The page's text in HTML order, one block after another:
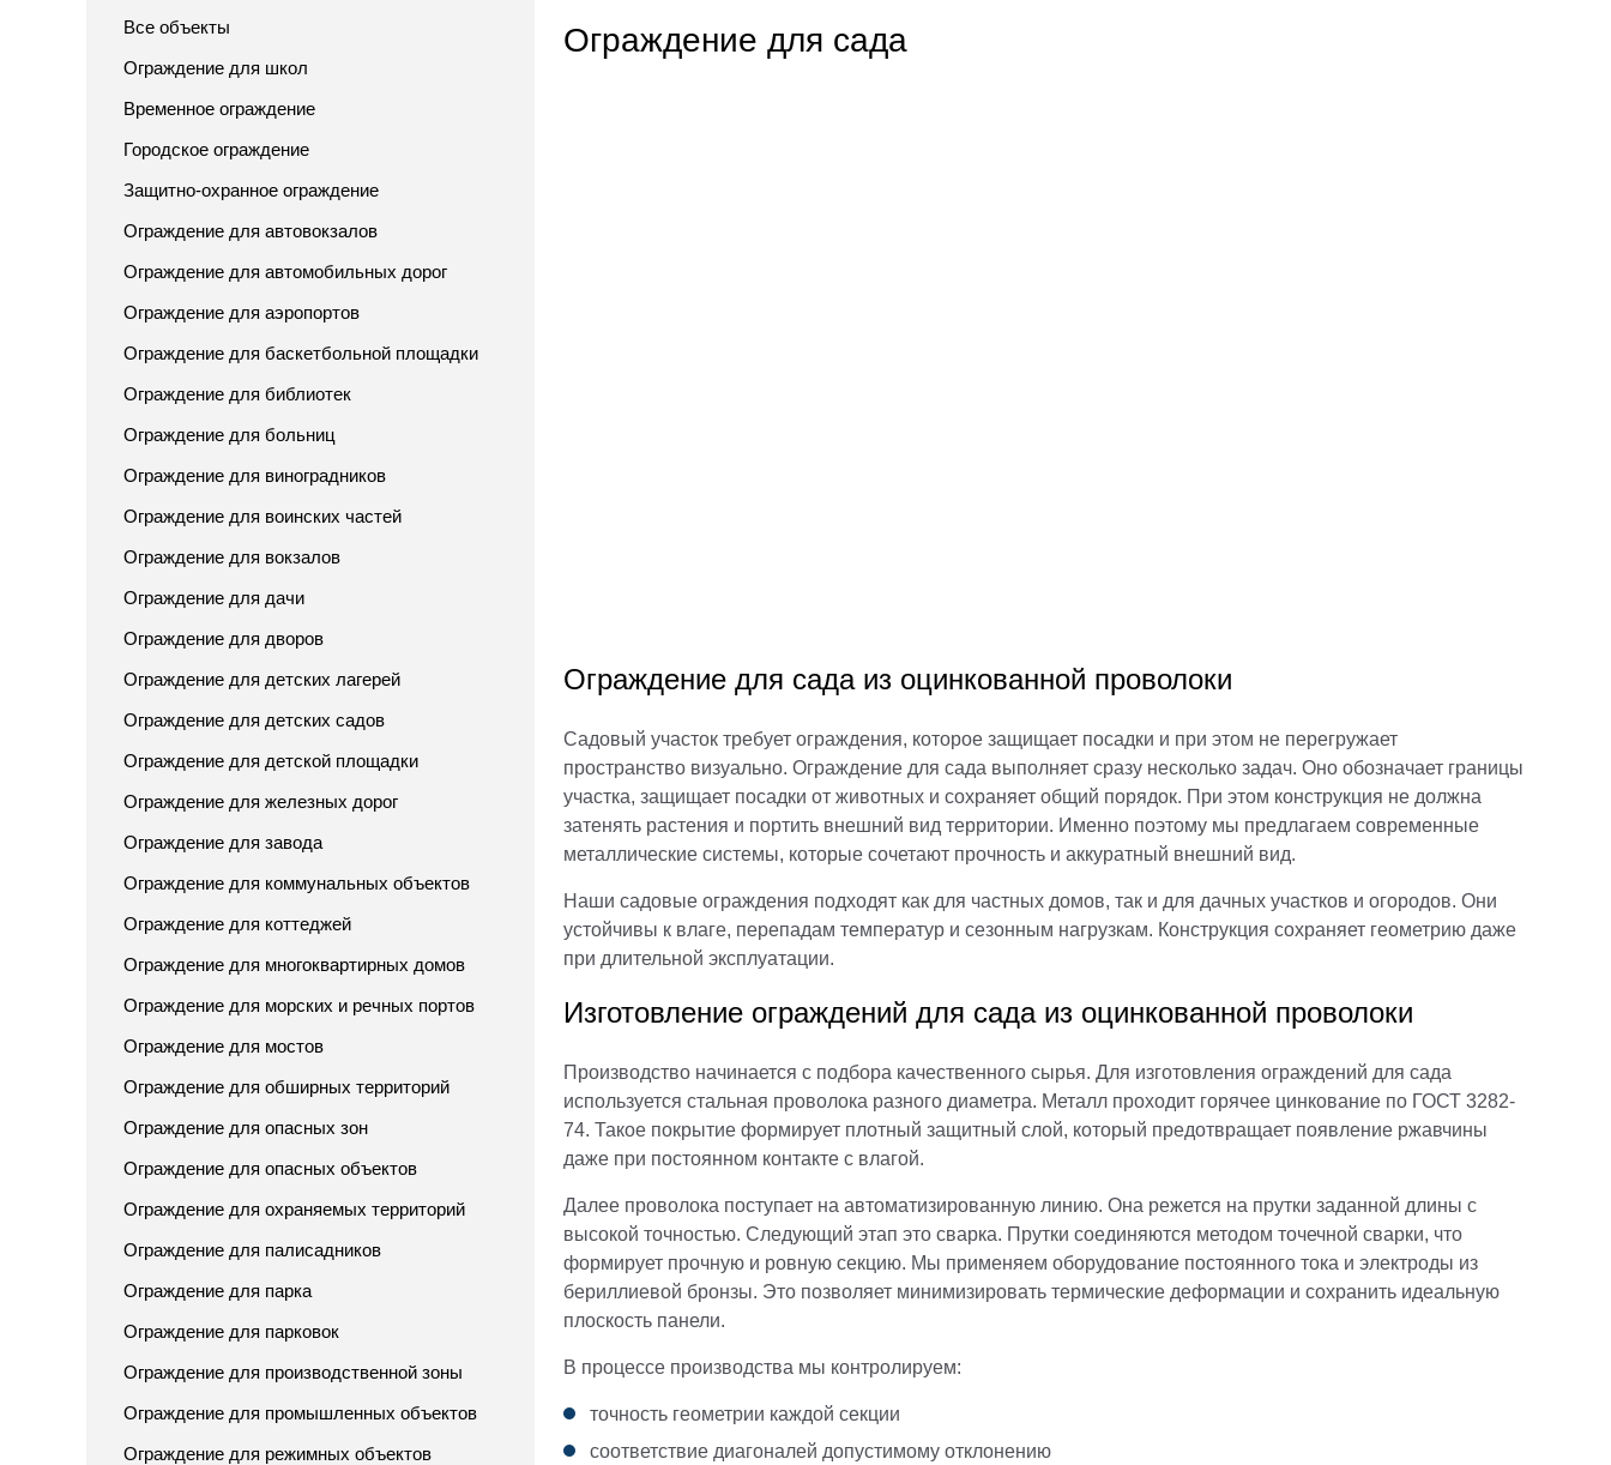
Все объекты
Ограждение для школ
Временное ограждение
Городское ограждение
Защитно-охранное ограждение
Ограждение для автовокзалов
Ограждение для автомобильных дорог
Ограждение для аэропортов
Ограждение для баскетбольной площадки
Ограждение для библиотек
Ограждение для больниц
Ограждение для виноградников
Ограждение для воинских частей
Ограждение для вокзалов
Ограждение для дачи
Ограждение для дворов
Ограждение для детских лагерей
Ограждение для детских садов
Ограждение для детской площадки
Ограждение для железных дорог
Ограждение для завода
Ограждение для коммунальных объектов
Ограждение для коттеджей
Ограждение для многоквартирных домов
Ограждение для морских и речных портов
Ограждение для мостов
Ограждение для обширных территорий
Ограждение для опасных зон
Ограждение для опасных объектов
Ограждение для охраняемых территорий
Ограждение для палисадников
Ограждение для парка
Ограждение для парковок
Ограждение для производственной зоны
Ограждение для промышленных объектов
Ограждение для режимных объектов
Ограждение для сада
Ограждение для сада из оцинкованной проволоки
Садовый участок требует ограждения, которое защищает посадки и при этом не перегружает
пространство визуально. Ограждение для сада выполняет сразу несколько задач. Оно обозначает границы
участка, защищает посадки от животных и сохраняет общий порядок. При этом конструкция не должна
затенять растения и портить внешний вид территории. Именно поэтому мы предлагаем современные
металлические системы, которые сочетают прочность и аккуратный внешний вид.
Наши садовые ограждения подходят как для частных домов, так и для дачных участков и огородов. Они
устойчивы к влаге, перепадам температур и сезонным нагрузкам. Конструкция сохраняет геометрию даже
при длительной эксплуатации.
Изготовление ограждений для сада из оцинкованной проволоки
Производство начинается с подбора качественного сырья. Для изготовления ограждений для сада
используется стальная проволока разного диаметра. Металл проходит горячее цинкование по ГОСТ 3282-
74. Такое покрытие формирует плотный защитный слой, который предотвращает появление ржавчины
даже при постоянном контакте с влагой.
Далее проволока поступает на автоматизированную линию. Она режется на прутки заданной длины с
высокой точностью. Следующий этап это сварка. Прутки соединяются методом точечной сварки, что
формирует прочную и ровную секцию. Мы применяем оборудование постоянного тока и электроды из
бериллиевой бронзы. Это позволяет минимизировать термические деформации и сохранить идеальную
плоскость панели.
В процессе производства мы контролируем:
точность геометрии каждой секции
соответствие диагоналей допустимому отклонению